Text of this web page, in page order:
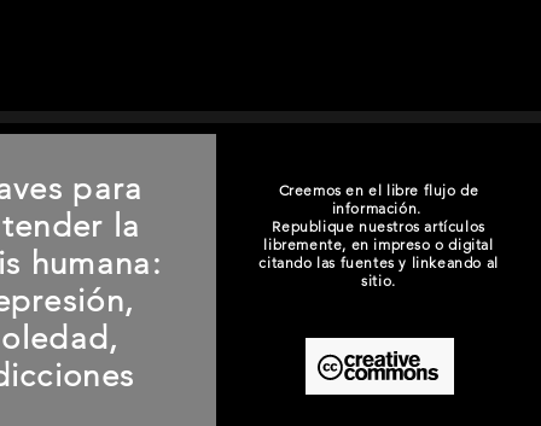
para
la
humana:
Creemos en el libre flujo de
información.
Republique nuestros artículos
libremente, en impreso o digital
citando las fuentes y linkeando al
sitio.